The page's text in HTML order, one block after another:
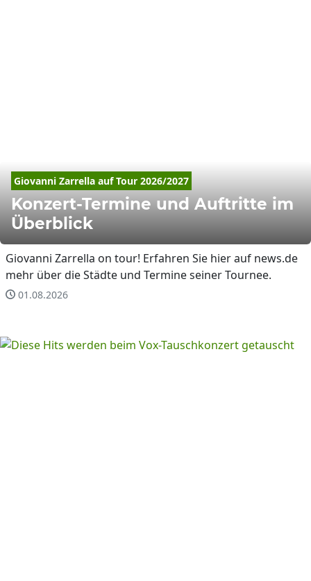
Giovanni Zarrella auf Tour 2026/2027
Konzert-Termine und Auftritte im
Überblick
Giovanni Zarrella on tour! Erfahren Sie hier auf news.de
mehr über die Städte und Termine seiner Tournee.
01.08.2026